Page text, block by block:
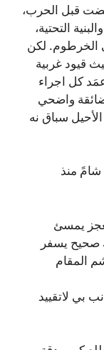
قبل الحرب،
التحتية،
الخرطوم. لكن
قيود غربية
كل اجراء
واضحي
سباق نه
منذ
يمسئ
صحيح يسفر
المقام
بي لاتقييد